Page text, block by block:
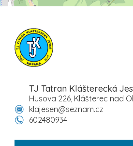
TJ Tatran Klášterecká
Husova 226, Klášterec nad
klajesen@seznam.cz
602480934